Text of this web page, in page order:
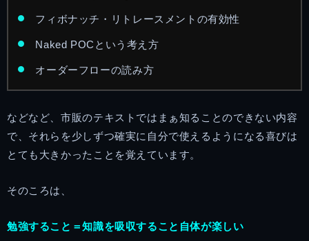
フィボナッチ・リトレースメントの有効性
Naked POCという考え方
オーダーフローの読み方
などなど、市販のテキストではまぁ知ることのできない内容
で、それらを少しずつ確実に自分で使えるようになる喜びは
とても大きかったことを覚えています。
そのころは、
勉強すること＝知識を吸収すること自体が楽しい